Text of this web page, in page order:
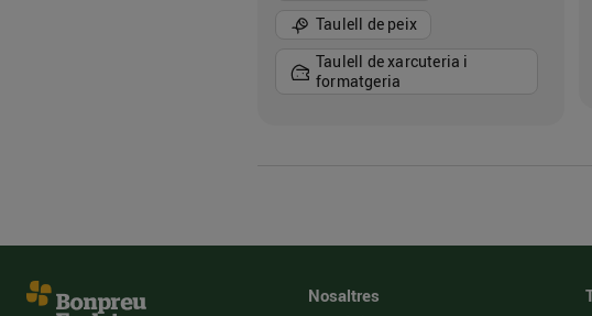
Taulell de peix
Taulell de xarcuteria i
formatgeria
Nosaltres